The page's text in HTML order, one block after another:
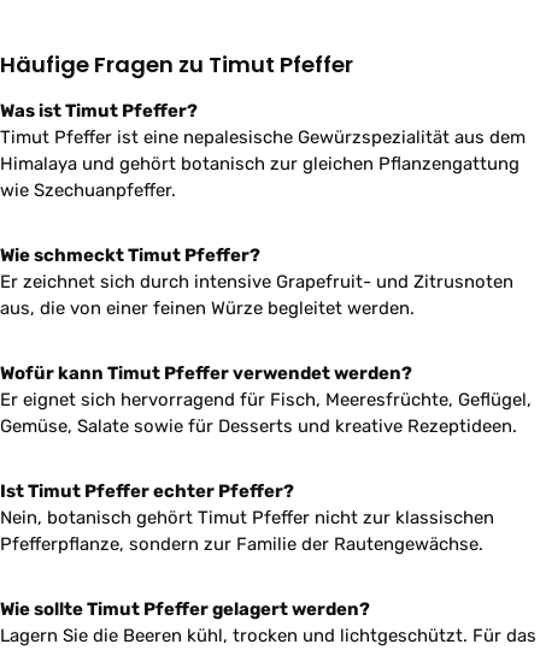
Häufige Fragen zu Timut Pfeffer
Was ist Timut Pfeffer?
Timut Pfeffer ist eine nepalesische Gewürzspezialität aus dem
Himalaya und gehört botanisch zur gleichen Pflanzengattung
wie Szechuanpfeffer.
Wie schmeckt Timut Pfeffer?
Er zeichnet sich durch intensive Grapefruit- und Zitrusnoten
aus, die von einer feinen Würze begleitet werden.
Wofür kann Timut Pfeffer verwendet werden?
Er eignet sich hervorragend für Fisch, Meeresfrüchte, Geflügel,
Gemüse, Salate sowie für Desserts und kreative Rezeptideen.
Ist Timut Pfeffer echter Pfeffer?
Nein, botanisch gehört Timut Pfeffer nicht zur klassischen
Pfefferpflanze, sondern zur Familie der Rautengewächse.
Wie sollte Timut Pfeffer gelagert werden?
Lagern Sie die Beeren kühl, trocken und lichtgeschützt. Für das